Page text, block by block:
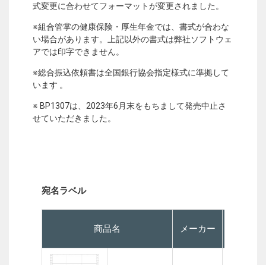
式変更に合わせてフォーマットが変更されました。
※組合管掌の健康保険・厚生年金では、書式が合わな
い場合があります。上記以外の書式は弊社ソフトウェ
アでは印字できません。
※総合振込依頼書は全国銀行協会指定様式に準拠して
います 。
※ BP1307は、2023年6月末をもちまして発売中止さ
せていただきました。
宛名ラベル
商品名 メーカー